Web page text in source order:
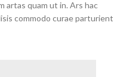
artas quam ut in. Ars hac
commodo curae parturient